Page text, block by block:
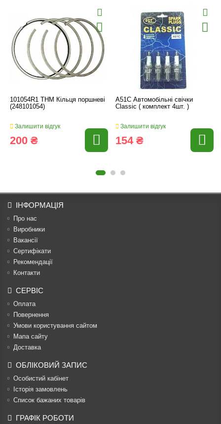
101054R1 THM Кільця поршневі
(248101054)
Залишити відгук
200 ₴
A51C Автомобільні свічки
Classic ( комплект 4шт. )
Залишити відгук
154 ₴
ІНФОРМАЦІЯ
Про нас
Виробники
Вакансії
Сертифікати
Рекомендації
Контакти
СЕРВІС
Оплата
Повернення
Умови користування сайтом
Мапа сайту
Доставка
ОБЛІКОВИЙ ЗАПИС
Особистий кабінет
Історія замовлень
Список бажаних товарів
ГРАФІК РОБОТИ